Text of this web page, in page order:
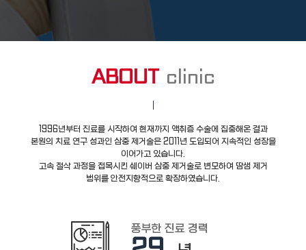
ABOUT clinic
1996년부터 진료를 시작하여 현재까지 액취증 수술에 집중해온 결과
본원의 치료 연구 성과인 삼중 제거술은 2011년 도입되어 지속적인 성장을
이어가고 있습니다.
고속 절삭 과정을 접목시킨 쉐이버 삼중 제거술로 변모하여 땀샘 제거
범위를 안전지향적으로 확장하였습니다.
풍부한 진료 경력